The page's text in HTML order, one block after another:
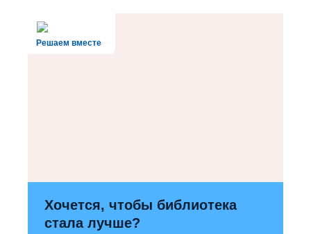
Решаем вместе
Хочется, чтобы библиотека
стала лучше?